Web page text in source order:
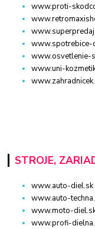
www.proti-
www.spotrebice-
www.osvetlenie-
www.uni-
STROJE,
www.auto-diel.sk
www.auto-
www.moto-
www.profi-